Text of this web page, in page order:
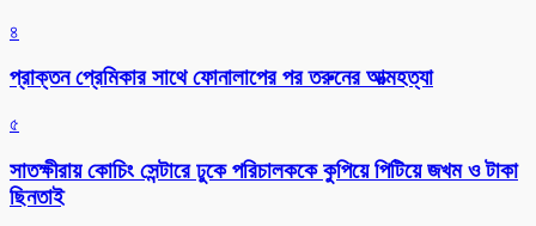
৪
প্রাক্তন প্রেমিকার সাথে ফোনালাপের পর তরুনের আত্মহত্যা
৫
সাতক্ষীরায় কোচিং সেন্টারে ঢুকে পরিচালককে কুপিয়ে পিটিয়ে জখম ও টাকা
ছিনতাই